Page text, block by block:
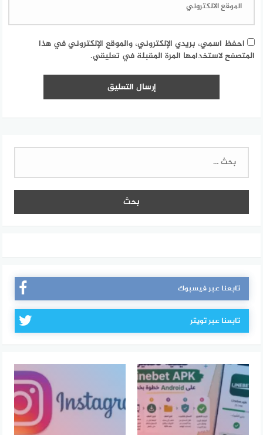
احفظ اسمي، بريدي الإلكتروني، والموقع الإلكتروني في هذا
المتصفح لاستخدامها المرة المقبلة في تعليقي.
البحث
تابعنا عبر فيسبوك
تابعنا عبر تويتر